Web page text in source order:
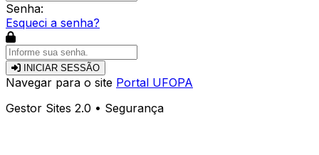
Senha:
Esqueci a senha?
INICIAR SESSÃO
Navegar para o site Portal UFOPA
Gestor Sites 2.0 • Segurança